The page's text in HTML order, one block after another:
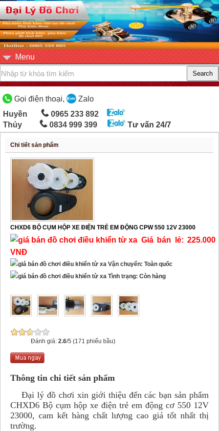
Menu
Gọi điện thoại,
Zalo
Huyền
0965 233 892
Thủy
0834 999 399 Tư vấn 24/7
Chi tiết sản phẩm
CHXD6 BỘ CỤM HỘP XE ĐIỆN TRẺ EM ĐỘNG CPW 550 12V 23000
Giá bán lẻ: 225.000
VNĐ
Vận chuyển: Toàn quốc
Tình trạng: Còn hàng
Đánh giá:2.6/5 (171 phiếu bầu)
Thông tin chi tiết sản phẩm
Đại lý đồ chơi xin giới thiệu đến các bạn sản phẩm
CHXD6 Bộ cụm hộp xe điện trẻ em động cơ 550 12V
23000, cam kết hàng chất lượng cao giá tốt nhất thị
trường.